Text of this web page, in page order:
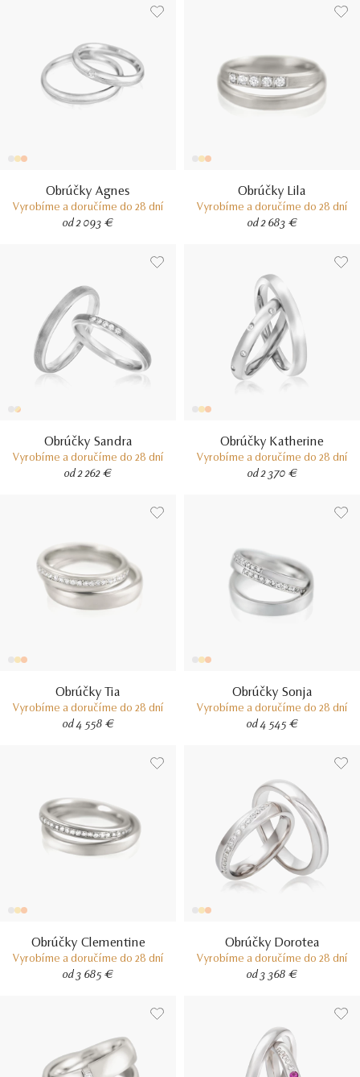
Obrúčky Agnes
Vyrobíme a doručíme do 28 dní
od 2 093 €
Obrúčky Lila
Vyrobíme a doručíme do 28 dní
od 2 683 €
Obrúčky Sandra
Vyrobíme a doručíme do 28 dní
od 2 262 €
Obrúčky Katherine
Vyrobíme a doručíme do 28 dní
od 2 370 €
Obrúčky Tia
Vyrobíme a doručíme do 28 dní
od 4 558 €
Obrúčky Sonja
Vyrobíme a doručíme do 28 dní
od 4 545 €
Obrúčky Clementine
Vyrobíme a doručíme do 28 dní
od 3 685 €
Obrúčky Dorotea
Vyrobíme a doručíme do 28 dní
od 3 368 €